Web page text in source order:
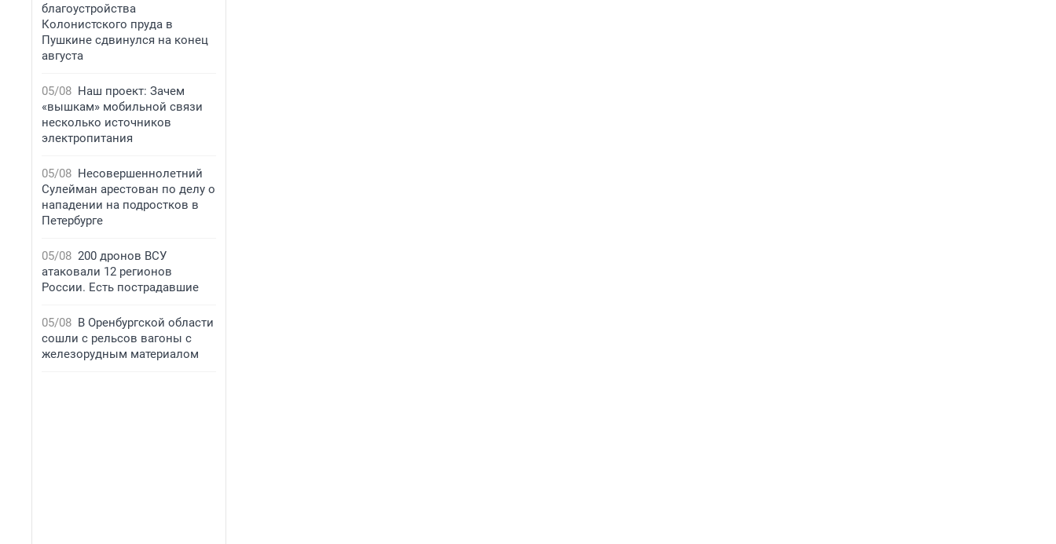
благоустройства
Колонистского пруда в
Пушкине сдвинулся на конец
августа
05/08 Наш проект: Зачем
«вышкам» мобильной связи
несколько источников
электропитания
05/08 Несовершеннолетний
Сулейман арестован по делу о
нападении на подростков в
Петербурге
05/08 200 дронов ВСУ
атаковали 12 регионов
России. Есть пострадавшие
05/08 В Оренбургской области
сошли с рельсов вагоны с
железорудным материалом